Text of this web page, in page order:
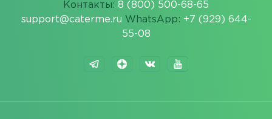
Контакты: 8 (800) 500-68-65
support@caterme.ru WhatsApp: +7 (929) 644-
55-08